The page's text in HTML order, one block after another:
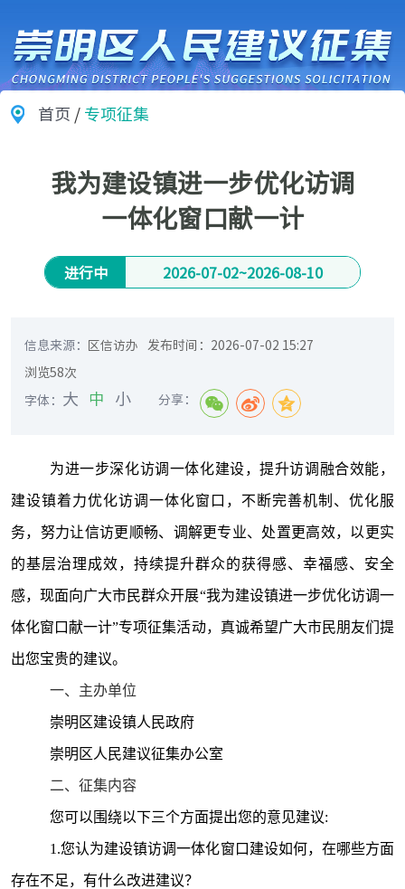
首页 /专项征集
我为建设镇进一步优化访调
一体化窗口献一计
进行中 2026-07-02~2026-08-10
信息来源： 区信访办 发布时间： 2026-07-02 15:27
浏览58次
字体： 大 中 小 分享：
为进一步深化访调一体化建设，提升访调融合效能，
建设镇着力优化访调一体化窗口，不断完善机制、优化服
务，努力让信访更顺畅、调解更专业、处置更高效，以更实
的基层治理成效，持续提升群众的获得感、幸福感、安全
感，现面向广大市民群众开展“我为建设镇进一步优化访调一
体化窗口献一计”专项征集活动，真诚希望广大市民朋友们提
出您宝贵的建议。
一、主办单位
崇明区建设镇人民政府
崇明区人民建议征集办公室
二、征集内容
您可以围绕以下三个方面提出您的意见建议:
1.您认为建设镇访调一体化窗口建设如何，在哪些方面
存在不足，有什么改进建议？